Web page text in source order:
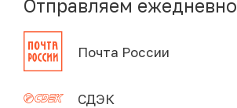
Отправляем ежедневно
Почта России
СДЭК